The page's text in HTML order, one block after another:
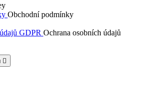
Obchodní podmínky
GDPR Ochrana osobních údajů
